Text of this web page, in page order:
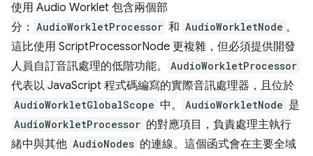
使用 Audio Worklet 包含兩個部
分： AudioWorkletProcessor 和 AudioWorkletNode 。
這比使用 ScriptProcessorNode 更複雜，但必須提供開發
人員自訂音訊處理的低階功能。
AudioWorkletProcessor
代表以 JavaScript 程式碼編寫的實際音訊處理器，且位於
AudioWorkletGlobalScope 中。 AudioWorkletNode 是
AudioWorkletProcessor 的對應項目，負責處理主執行
緒中與其他 AudioNodes 的連線。這個函式會在主要全域